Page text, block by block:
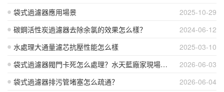
2025-10-29
袋式過濾器應用場景
2024-06-12
碳鋼活性炭過濾器去除余氯的效果怎么樣？
2025-03-10
水處理大通量濾芯抗壓性能怎么樣
2026-06-03
袋式過濾器閥門卡死怎么處理？水天藍廠家現場實操講解
2026-06-04
袋式過濾器排污管堵塞怎么疏通？